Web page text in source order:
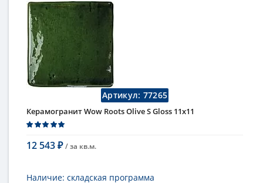
плитка, плитка для фасада
Длина
Высота
Рисунок
моноколор
Цвет
однотонный
Страна
Испания
Поверхность
глянцевая
RootsАртикул: 77265
Керамогранит Wow Roots Olive S Gloss 11x11
12 543 ₽ / за кв.м.
В корзину
Наличие: складская программа